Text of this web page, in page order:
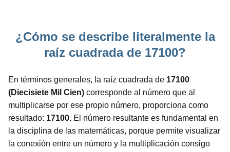
¿Cómo se describe literalmente la
raíz cuadrada de 17100?
En términos generales, la raíz cuadrada de 17100
(Diecisiete Mil Cien) corresponde al número que al
multiplicarse por ese propio número, proporciona como
resultado: 17100. El número resultante es fundamental en
la disciplina de las matemáticas, porque permite visualizar
la conexión entre un número y la multiplicación consigo